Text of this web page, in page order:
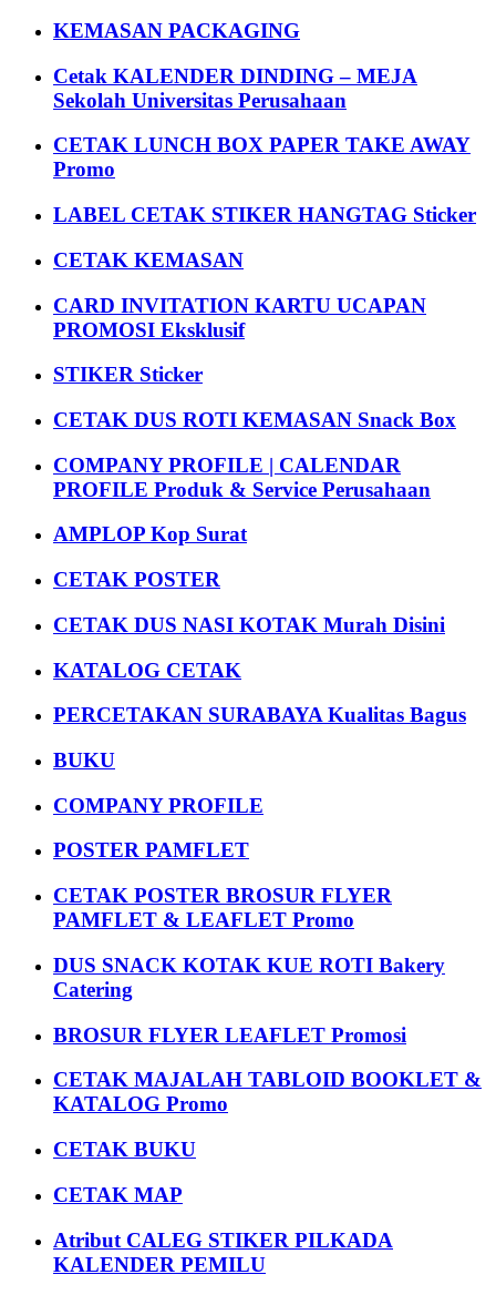
KEMASAN PACKAGING
Cetak KALENDER DINDING – MEJA
Sekolah Universitas Perusahaan
CETAK LUNCH BOX PAPER TAKE AWAY
Promo
LABEL CETAK STIKER HANGTAG Sticker
CETAK KEMASAN
CARD INVITATION KARTU UCAPAN
PROMOSI Eksklusif
STIKER Sticker
CETAK DUS ROTI KEMASAN Snack Box
COMPANY PROFILE | CALENDAR
PROFILE Produk & Service Perusahaan
AMPLOP Kop Surat
CETAK POSTER
CETAK DUS NASI KOTAK Murah Disini
KATALOG CETAK
PERCETAKAN SURABAYA Kualitas Bagus
BUKU
COMPANY PROFILE
POSTER PAMFLET
CETAK POSTER BROSUR FLYER
PAMFLET & LEAFLET Promo
DUS SNACK KOTAK KUE ROTI Bakery
Catering
BROSUR FLYER LEAFLET Promosi
CETAK MAJALAH TABLOID BOOKLET &
KATALOG Promo
CETAK BUKU
CETAK MAP
Atribut CALEG STIKER PILKADA
KALENDER PEMILU